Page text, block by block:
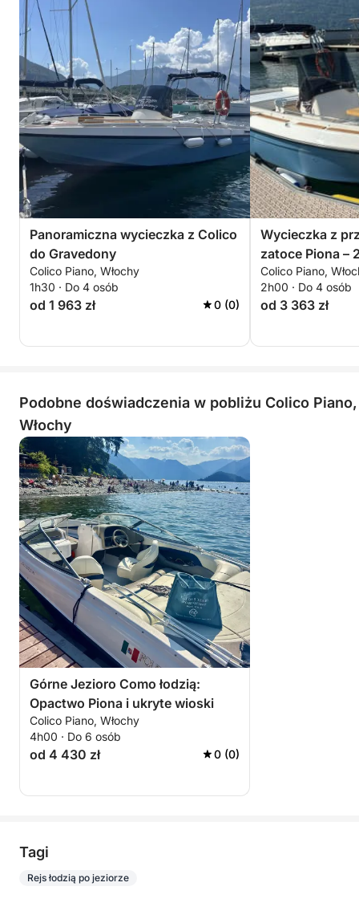
Panoramiczna wycieczka z Colico
do Gravedony
Colico Piano, Włochy
1h30 · Do 4 osób
od 1 963 zł 0 (0)
Wycieczka z
zatoce Piona –
jeziorze z
Colico Piano,
2h00 · Do 4 osób
od 3 363 zł
Podobne doświadczenia w pobliżu Colico Piano,
Włochy
Górne Jezioro Como łodzią:
Opactwo Piona i ukryte wioski
Colico Piano, Włochy
4h00 · Do 6 osób
od 4 430 zł 0 (0)
Tagi
Rejs łodzią po jeziorze